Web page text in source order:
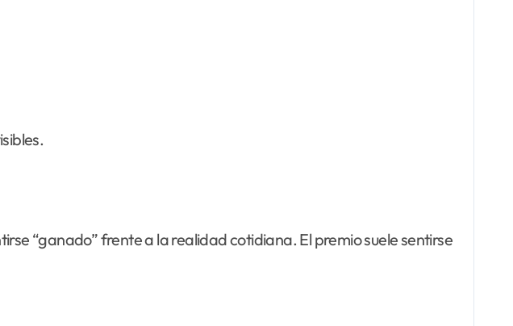
“ganado” frente a la realidad cotidiana. El premio suele sentirse